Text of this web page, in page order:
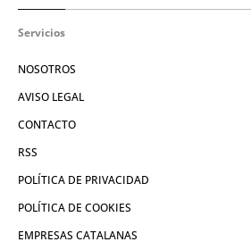
Servicios
NOSOTROS
AVISO LEGAL
CONTACTO
RSS
POLÍTICA DE PRIVACIDAD
POLÍTICA DE COOKIES
EMPRESAS CATALANAS